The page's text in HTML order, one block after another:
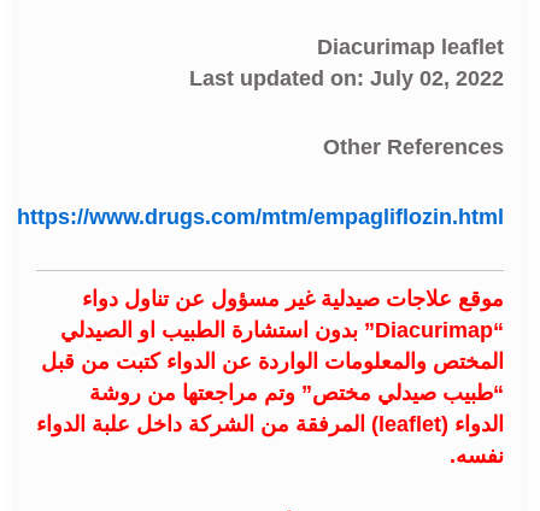
Diacurimap leaflet
Last updated on: July 02, 2022
Other References
https://www.drugs.com/mtm/empagliflozin.html
موقع علاجات صيدلية غير مسؤول عن تناول دواء
“Diacurimap” بدون استشارة الطبيب او الصيدلي
المختص والمعلومات الواردة عن الدواء كتبت من قبل
“طبيب صيدلي مختص” وتم مراجعتها من روشة
الدواء (leaflet) المرفقة من الشركة داخل علبة الدواء
نفسه.